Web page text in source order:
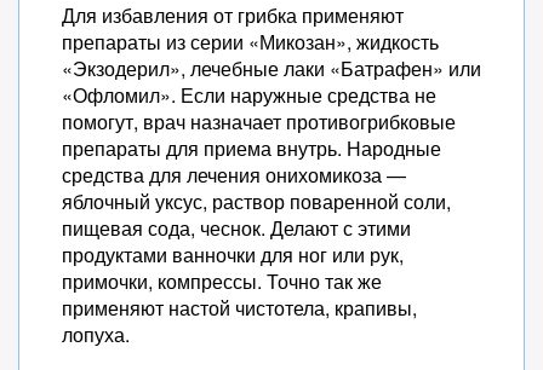
Для избавления от грибка применяют
препараты из серии «Микозан», жидкость
«Экзодерил», лечебные лаки «Батрафен» или
«Офломил». Если наружные средства не
помогут, врач назначает противогрибковые
препараты для приема внутрь. Народные
средства для лечения онихомикоза —
яблочный уксус, раствор поваренной соли,
пищевая сода, чеснок. Делают с этими
продуктами ванночки для ног или рук,
примочки, компрессы. Точно так же
применяют настой чистотела, крапивы,
лопуха.